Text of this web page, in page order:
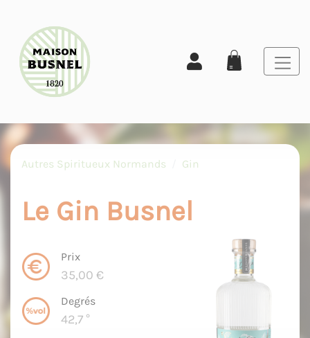
Autres Spiritueux Normands Gin
Le Gin Busnel
Prix
35,00 €
Degrés
42,7 °